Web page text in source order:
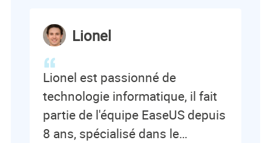
contacter par Facebook ou
Twitter, à bientôt!…
Lionel
Lionel est passionné de
technologie informatique, il fait
partie de l'équipe EaseUS depuis
8 ans, spécialisé dans le